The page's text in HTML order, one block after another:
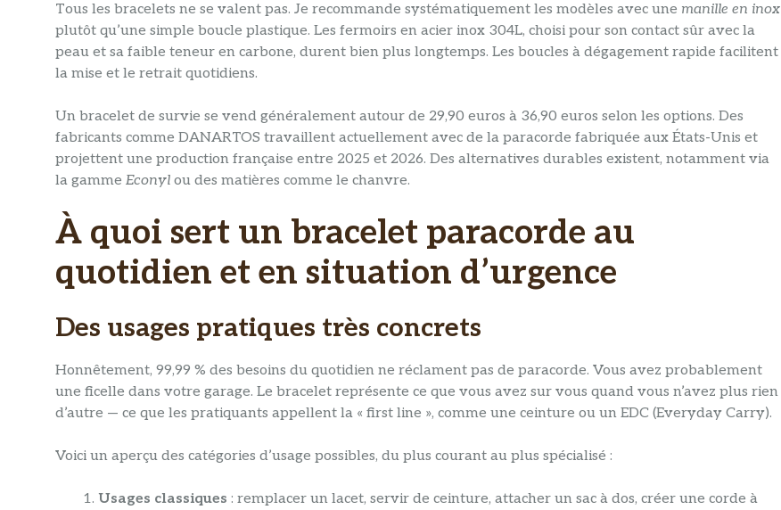
Tous les bracelets ne se valent pas. Je recommande systématiquement les modèles avec une manille en inox
plutôt qu’une simple boucle plastique. Les fermoirs en acier inox 304L, choisi pour son contact sûr avec la
peau et sa faible teneur en carbone, durent bien plus longtemps. Les boucles à dégagement rapide facilitent
la mise et le retrait quotidiens.
Un bracelet de survie se vend généralement autour de 29,90 euros à 36,90 euros selon les options. Des
fabricants comme DANARTOS travaillent actuellement avec de la paracorde fabriquée aux États-Unis et
projettent une production française entre 2025 et 2026. Des alternatives durables existent, notamment via
la gamme Econyl ou des matières comme le chanvre.
À quoi sert un bracelet paracorde au
quotidien et en situation d’urgence
Des usages pratiques très concrets
Honnêtement, 99,99 % des besoins du quotidien ne réclament pas de paracorde. Vous avez probablement
une ficelle dans votre garage. Le bracelet représente ce que vous avez sur vous quand vous n’avez plus rien
d’autre — ce que les pratiquants appellent la « first line », comme une ceinture ou un EDC (Everyday Carry).
Voici un aperçu des catégories d’usage possibles, du plus courant au plus spécialisé :
Usages classiques : remplacer un lacet, servir de ceinture, attacher un sac à dos, créer une corde à